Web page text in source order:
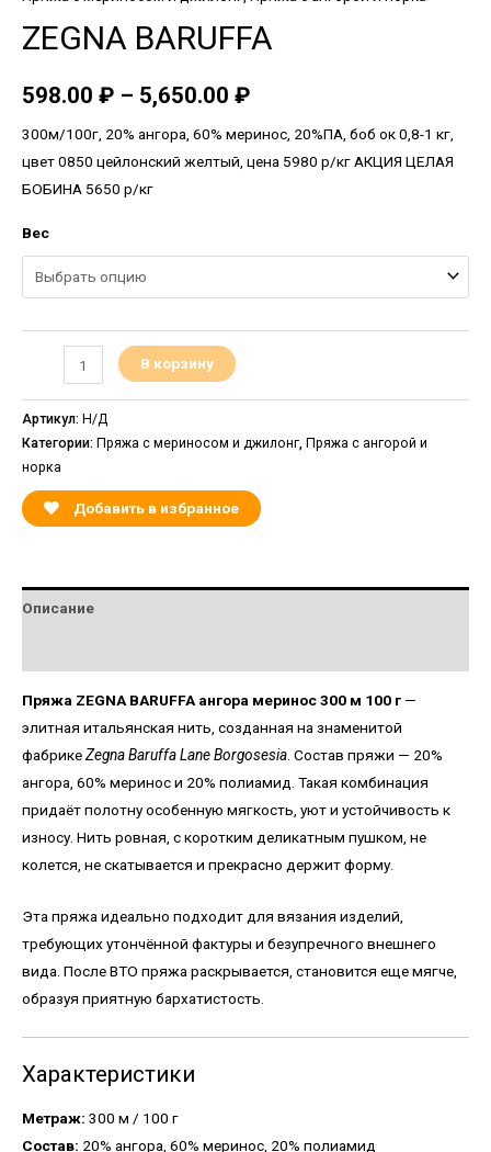
ZEGNA BARUFFA
598.00 ₽ – 5,650.00 ₽
300м/100г, 20% ангора, 60% меринос, 20%ПА, боб ок 0,8-1 кг,
цвет 0850 цейлонский желтый, цена 5980 р/кг АКЦИЯ ЦЕЛАЯ
БОБИНА 5650 р/кг
Вес
В корзину
Артикул: Н/Д
Категории: Пряжа с мериносом и джилонг, Пряжа с ангорой и
норка
Добавить в избранное
Описание
Пряжа ZEGNA BARUFFA ангора меринос 300 м 100 г —
элитная итальянская нить, созданная на знаменитой
фабрикеZegna Baruffa Lane Borgosesia . Состав пряжи — 20%
ангора, 60% меринос и 20% полиамид. Такая комбинация
придаёт полотну особенную мягкость, уют и устойчивость к
износу. Нить ровная, с коротким деликатным пушком, не
колется, не скатывается и прекрасно держит форму.
Эта пряжа идеально подходит для вязания изделий,
требующих утончённой фактуры и безупречного внешнего
вида. После ВТО пряжа раскрывается, становится еще мягче,
образуя приятную бархатистость.
Характеристики
Метраж: 300 м / 100 г
Состав: 20% ангора, 60% меринос, 20% полиамид